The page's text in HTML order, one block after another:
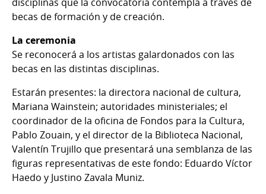
becas de formación y de creación.
La ceremonia
Se reconocerá a los artistas galardonados con las
becas en las distintas disciplinas.
Estarán presentes: la directora nacional de cultura,
Mariana Wainstein; autoridades ministeriales; el
coordinador de la oficina de Fondos para la Cultura,
Pablo Zouain, y el director de la Biblioteca Nacional,
Valentín Trujillo que presentará una semblanza de las
figuras representativas de este fondo: Eduardo Víctor
Haedo y Justino Zavala Muniz.